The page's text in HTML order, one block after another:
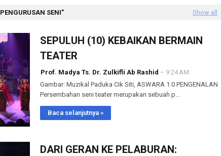
PENGURUSAN SENI Show all
SEPULUH (10) KEBAIKAN BERMAIN
TEATER
Prof. Madya Ts. Dr. Zulkifli Ab Rashid
9:24 AM
Gambar: Muzikal Paduka Cik Siti, ASWARA 1.0 PENGENALAN
Persembahan seni teater merupakan sebuah p…
Baca selanjutnya »
DARI GERAN KE PELABURAN: